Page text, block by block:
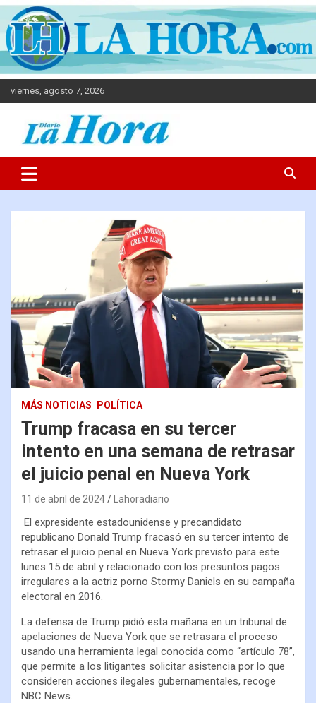
viernes, agosto 7, 2026
Diario La Hora
MÁS NOTICIAS POLÍTICA
Trump fracasa en su tercer
intento en una semana de retrasar
el juicio penal en Nueva York
11 de abril de 2024 Lahoradiario
El expresidente estadounidense y precandidato
republicano Donald Trump fracasó en su tercer intento de
retrasar el juicio penal en Nueva York previsto para este
lunes 15 de abril y relacionado con los presuntos pagos
irregulares a la actriz porno Stormy Daniels en su campaña
electoral en 2016.
La defensa de Trump pidió esta mañana en un tribunal de
apelaciones de Nueva York que se retrasara el proceso
usando una herramienta legal conocida como “artículo 78”,
que permite a los litigantes solicitar asistencia por lo que
consideren acciones ilegales gubernamentales, recoge
NBC News.